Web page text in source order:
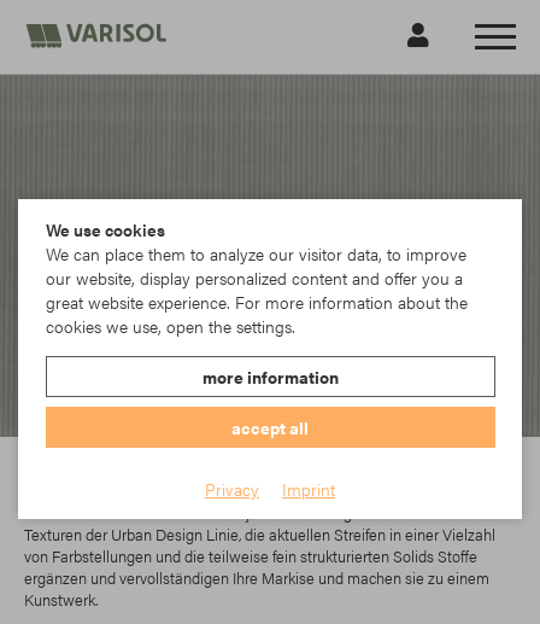
Texturen der Urban Design Linie, die aktuellen Streifen in einer Vielzahl
von Farbstellungen und die teilweise fein strukturierten Solids Stoffe
ergänzen und vervollständigen Ihre Markise und machen sie zu einem
Kunstwerk.
We use cookies
We can place them to analyze our visitor data, to improve
our website, display personalized content and offer you a
great website experience. For more information about the
cookies we use, open the settings.
more information
accept all
Privacy Imprint